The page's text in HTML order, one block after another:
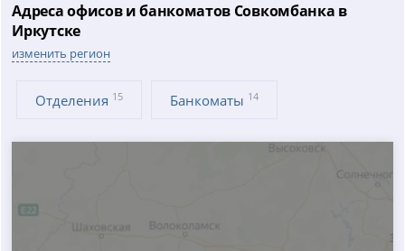
Адреса офисов и банкоматов Совкомбанка в
Иркутске
изменить регион
Отделения 15 Банкоматы 14